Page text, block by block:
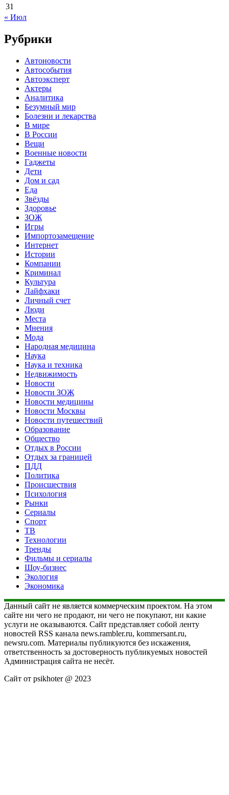
31
« Июл
Рубрики
Автоновости
Автособытия
Автоэксперт
Актеры
Аналитика
Безумный мир
Болезни и лекарства
В мире
В России
Вещи
Военные новости
Гаджеты
Дети
Дом и сад
Еда
Звёзды
Здоровье
ЗОЖ
Игры
Импортозамещение
Интернет
Истории
Компании
Криминал
Культура
Лайфхаки
Личный счет
Люди
Места
Мнения
Мода
Народная медицина
Наука
Наука и техника
Недвижимость
Новости
Новости ЗОЖ
Новости медицины
Новости Москвы
Новости путешествий
Образование
Общество
Отдых в России
Отдых за границей
ПДД
Политика
Происшествия
Психология
Рынки
Сериалы
Спорт
ТВ
Технологии
Тренды
Фильмы и сериалы
Шоу-бизнес
Экология
Экономика
Данный сайт не является коммерческим проектом. На этом
сайте ни чего не продают, ни чего не покупают, ни какие
услуги не оказываются. Сайт представляет собой ленту
новостей RSS канала news.rambler.ru, kommersant.ru,
newsru.com. Материалы публикуются без искажения,
ответственность за достоверность публикуемых новостей
Администрация сайта не несёт.
Сайт от psikhoter @ 2023